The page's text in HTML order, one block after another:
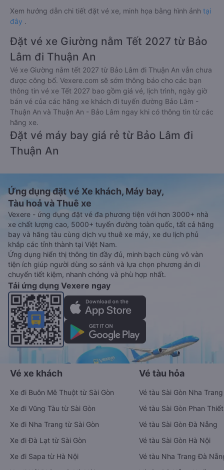
Xem hướng dẫn chi tiết đặt vé xe, minh họa bằng hình ảnh tại
đây .
Đặt vé xe Giường nằm Tết 2027 từ Bảo
Lâm đi Thuận An
Vé xe Giường nằm tết 2027 từ Bảo Lâm đi Thuận An vẫn chưa
được công bố. Vexere.com sẽ sớm thông báo cho các bạn
thông tin vé xe Tết 2027 bao gồm giá vé, lịch trình, ngày giờ
bán vé của các hãng xe khách đi tuyến đường Bảo Lâm -
Thuận An và Thuận An - Bảo Lâm ngay khi có thông tin từ các
hãng xe.
Đặt vé máy bay giá rẻ từ Bảo Lâm đi
Thuận An
Ứng dụng đặt vé Xe khách, Máy bay,
Tàu hoả và Thuê xe
Vexere - ứng dụng đặt vé đa phương tiện với hơn 3000+ nhà
xe chất lượng cao, 5000+ tuyến đường toàn quốc, tất cả hãng
bay và hãng tàu cùng dịch vụ thuê xe máy, xe du lịch phủ
khắp các tỉnh thành tại Việt Nam.
Ứng dụng hiển thị thông tin đầy đủ, minh bạch cùng vô vàn
tiện ích giúp người dùng so sánh và lựa chọn phương án di
chuyển tiết kiệm, nhanh chóng và phù hợp nhất.
Tải ứng dụng Vexere ngay
Vé xe khách
Xe đi Buôn Mê Thuột từ Sài Gòn
Xe đi Vũng Tàu từ Sài Gòn
Xe đi Nha Trang từ Sài Gòn
Xe đi Đà Lạt từ Sài Gòn
Xe đi Sapa từ Hà Nội
Vé tàu hỏa
Vé tàu Sài Gòn Nha Trang
Vé tàu Sài Gòn Phan Thiết
Vé tàu Sài Gòn Đà Nẵng
Vé tàu Sài Gòn Hà Nội
Vé tàu Nha Trang Đà